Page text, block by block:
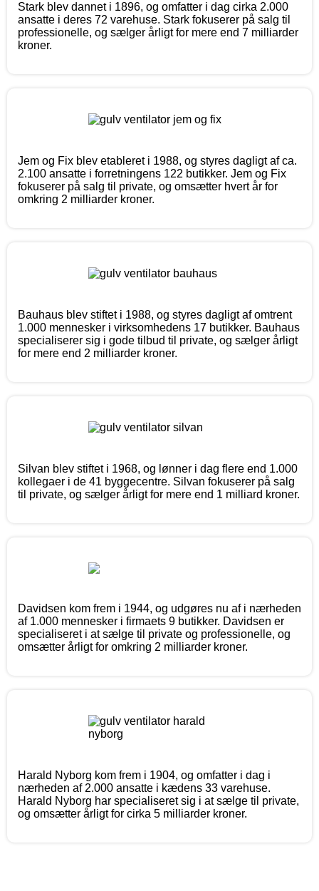
Stark blev dannet i 1896, og omfatter i dag cirka 2.000
ansatte i deres 72 varehuse. Stark fokuserer på salg til
professionelle, og sælger årligt for mere end 7 milliarder
kroner.
Jem og Fix blev etableret i 1988, og styres dagligt af ca.
2.100 ansatte i forretningens 122 butikker. Jem og Fix
fokuserer på salg til private, og omsætter hvert år for
omkring 2 milliarder kroner.
Bauhaus blev stiftet i 1988, og styres dagligt af omtrent
1.000 mennesker i virksomhedens 17 butikker. Bauhaus
specialiserer sig i gode tilbud til private, og sælger årligt
for mere end 2 milliarder kroner.
Silvan blev stiftet i 1968, og lønner i dag flere end 1.000
kollegaer i de 41 byggecentre. Silvan fokuserer på salg
til private, og sælger årligt for mere end 1 milliard kroner.
Davidsen kom frem i 1944, og udgøres nu af i nærheden
af 1.000 mennesker i firmaets 9 butikker. Davidsen er
specialiseret i at sælge til private og professionelle, og
omsætter årligt for omkring 2 milliarder kroner.
Harald Nyborg kom frem i 1904, og omfatter i dag i
nærheden af 2.000 ansatte i kædens 33 varehuse.
Harald Nyborg har specialiseret sig i at sælge til private,
og omsætter årligt for cirka 5 milliarder kroner.